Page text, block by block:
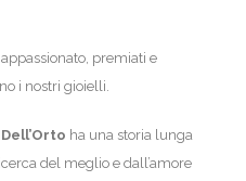
premiati e
i nostri gioielli.
ha una storia lunga
del meglio e dall’amore